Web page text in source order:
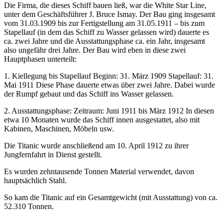
Die Firma, die dieses Schiff bauen ließ, war die White Star Line,
unter dem Geschäftsführer J. Bruce Ismay. Der Bau ging insgesamt
vom 31.03.1909 bis zur Fertigstellung am 31.05.1911 – bis zum
Stapellauf (in dem das Schiff zu Wasser gelassen wird) dauerte es
ca. zwei Jahre und die Ausstattungsphase ca. ein Jahr, insgesamt
also ungefähr drei Jahre. Der Bau wird eben in diese zwei
Hauptphasen unterteilt:
1. Kiellegung bis Stapellauf Beginn: 31. März 1909 Stapellauf: 31.
Mai 1911 Diese Phase dauerte etwas über zwei Jahre. Dabei wurde
der Rumpf gebaut und das Schiff ins Wasser gelassen.
2. Ausstattungsphase: Zeitraum: Juni 1911 bis März 1912 In diesen
etwa 10 Monaten wurde das Schiff innen ausgestattet, also mit
Kabinen, Maschinen, Möbeln usw.
Die Titanic wurde anschließend am 10. April 1912 zu ihrer
Jungfernfahrt in Dienst gestellt.
Es wurden zehntausende Tonnen Material verwendet, davon
hauptsächlich Stahl.
So kam die Titanic auf ein Gesamtgewicht (mit Ausstattung) von ca.
52.310 Tonnen.